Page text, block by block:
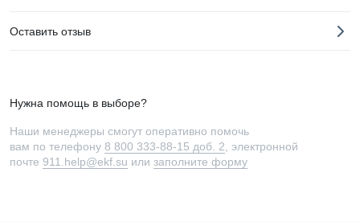
Оставить отзыв
Нужна помощь в выборе?
Наши менеджеры смогут оперативно помочь
вам по телефону 8 800 333-88-15 доб. 2 , электронной
почте 911.help@ekf.su или заполните форму